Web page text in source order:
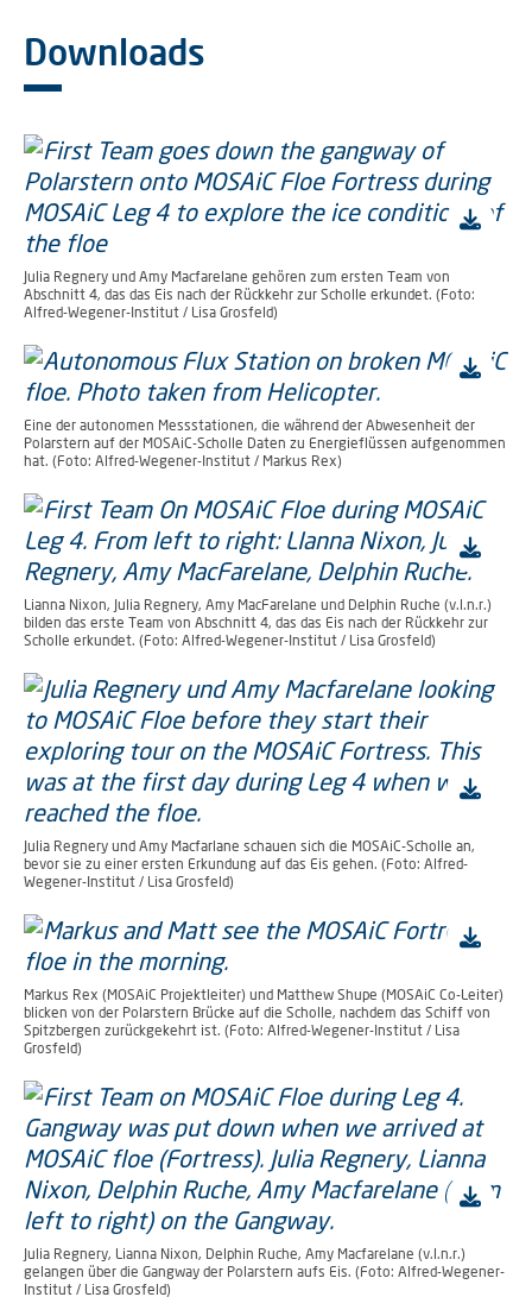
Downloads
Julia Regnery und Amy Macfarelane gehören zum ersten Team von
Abschnitt 4, das das Eis nach der Rückkehr zur Scholle erkundet. (Foto:
Alfred-Wegener-Institut / Lisa Grosfeld)
Eine der autonomen Messstationen, die während der Abwesenheit der
Polarstern auf der MOSAiC-Scholle Daten zu Energieflüssen aufgenommen
hat. (Foto: Alfred-Wegener-Institut / Markus Rex)
Lianna Nixon, Julia Regnery, Amy MacFarelane und Delphin Ruche (v.l.n.r.)
bilden das erste Team von Abschnitt 4, das das Eis nach der Rückkehr zur
Scholle erkundet. (Foto: Alfred-Wegener-Institut / Lisa Grosfeld)
Julia Regnery und Amy Macfarlane schauen sich die MOSAiC-Scholle an,
bevor sie zu einer ersten Erkundung auf das Eis gehen. (Foto: Alfred-
Wegener-Institut / Lisa Grosfeld)
Markus Rex (MOSAiC Projektleiter) und Matthew Shupe (MOSAiC Co-Leiter)
blicken von der Polarstern Brücke auf die Scholle, nachdem das Schiff von
Spitzbergen zurückgekehrt ist. (Foto: Alfred-Wegener-Institut / Lisa
Grosfeld)
Julia Regnery, Lianna Nixon, Delphin Ruche, Amy Macfarelane (v.l.n.r.)
gelangen über die Gangway der Polarstern aufs Eis. (Foto: Alfred-Wegener-
Institut / Lisa Grosfeld)